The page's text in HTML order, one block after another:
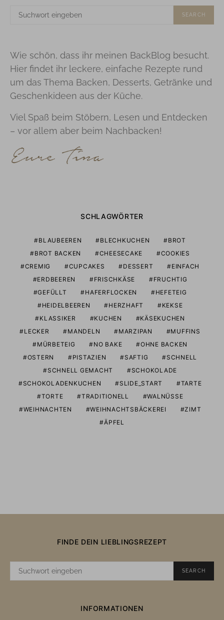
SUCHE
SEARCH
Wie schön, dass ihr meinen BackBlog besucht.
Hier findet ihr leckere, einfache Rezepte rund
um das Thema Backen, Desserts, Getränke und
Geschenkideen aus der Küche.
Viel Spaß beim Stöbern, Lesen und Entdecken
– vor allem aber beim Nachbacken!
SCHLAGWÖRTER
BLAUBEEREN BLECHKUCHEN
BROT
BROT BACKEN
CHEESECAKE
COOKIES
CREMIG
CUPCAKES DESSERT
EINFACH
ERDBEEREN
FRISCHKÄSE
FRUCHTIG
GEFÜLLT
HAFERFLOCKEN
HEFETEIG
HEIDELBEEREN
HERZHAFT
KEKSE
KLASSIKER
KUCHEN
KÄSEKUCHEN
LECKER
MANDELN MARZIPAN
MUFFINS
MÜRBETEIG
NO BAKE
OHNE BACKEN
OSTERN
PISTAZIEN SAFTIG
SCHNELL
SCHNELL GEMACHT
SCHOKOLADE
SCHOKOLADENKUCHEN
SLIDE_START
TARTE
TORTE
TRADITIONELL
WALNÜSSE
WEIHNACHTEN
WEIHNACHTSBÄCKEREI
ZIMT
ÄPFEL
FINDE DEIN LIEBLINGSREZEPT
SUCHE
SEARCH
INFORMATIONEN